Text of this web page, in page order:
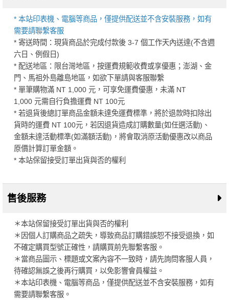
* 本站印表機、電腦等商品，僅提供配送並不含安裝服務，如有
需要請聯繫客服
* 寄送時間：現貨商品於完成付款後 3-7 個工作天內送達(不含週
六日、例假日)
* 配送地區：限台灣地區，按運費規範收費或享優惠；澎湖、金
門、馬祖外島離島地區，如欲下單請與客服聯繫
* 單筆購物滿 NT 1,000 元，可享免運費優惠，未滿 NT
1,000 元需自行負擔運費 NT 100元
* 若退貨後總訂單商品金額未達免運費標準，將於退款時扣除出
貨時的運費 NT 100元，若因退貨造成訂購數量(如任選活動)、
金額未達活動標準(如滿額活動)，將會取消原活動優惠改以商品
原價計算訂單金額。
* 本站保留接受訂單出貨與否的權利
售後服務
＊本站保留接受訂單出貨與否的權利
＊因個人訂購商品之疏失，導致商品訂購錯誤恕不接受退換，如
不確定購買型號正確性，請購買前先聯繫客服。
＊當商品圖示、標題或文案內容不一致時，請先詢問客服人員，
待確認無誤之後再行購買，以免影響會員權益。
＊本站印表機、電腦等商品，僅提供配送並不含安裝服務，如有
需要請聯繫客服。